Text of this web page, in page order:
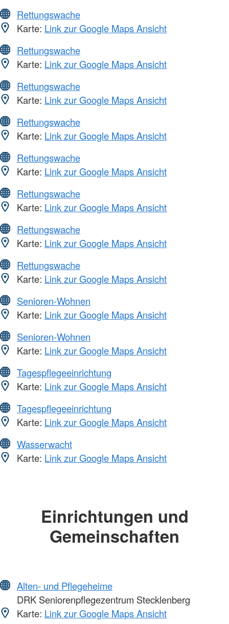
Rettungswache
Karte: Link zur Google Maps Ansicht
Rettungswache
Karte: Link zur Google Maps Ansicht
Rettungswache
Karte: Link zur Google Maps Ansicht
Rettungswache
Karte: Link zur Google Maps Ansicht
Rettungswache
Karte: Link zur Google Maps Ansicht
Rettungswache
Karte: Link zur Google Maps Ansicht
Rettungswache
Karte: Link zur Google Maps Ansicht
Rettungswache
Karte: Link zur Google Maps Ansicht
Senioren-Wohnen
Karte: Link zur Google Maps Ansicht
Senioren-Wohnen
Karte: Link zur Google Maps Ansicht
Tagespflegeeinrichtung
Karte: Link zur Google Maps Ansicht
Tagespflegeeinrichtung
Karte: Link zur Google Maps Ansicht
Wasserwacht
Karte: Link zur Google Maps Ansicht
Einrichtungen und
Gemeinschaften
Alten- und Pflegeheime
DRK Seniorenpflegezentrum Stecklenberg
Karte: Link zur Google Maps Ansicht